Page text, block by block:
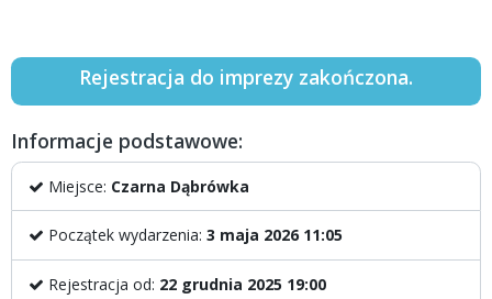
Rejestracja do imprezy zakończona.
Informacje podstawowe:
Miejsce: Czarna Dąbrówka
Początek wydarzenia: 3 maja 2026 11:05
Rejestracja od: 22 grudnia 2025 19:00